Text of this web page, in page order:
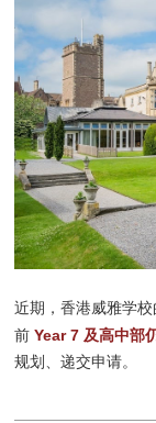
近期，香港威雅学
前 Year 7 及高中部
规划、递交申请。